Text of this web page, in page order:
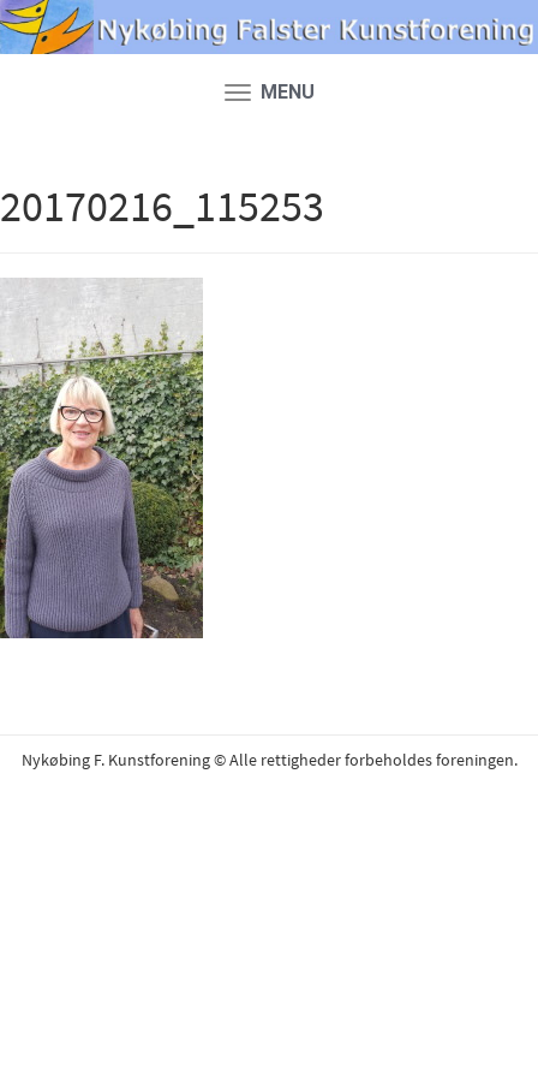
Toggle
MENU
20170216_115253
Nykøbing F. Kunstforening © Alle rettigheder forbeholdes foreningen.